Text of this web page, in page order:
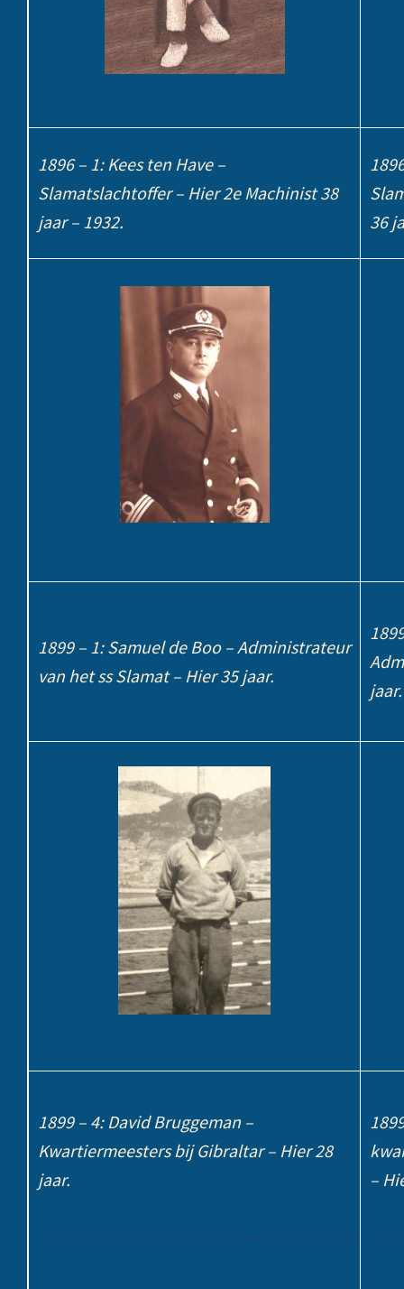
1896 – 1: Kees ten Have –
Slamatslachtoffer – Hier 2e Machinist 38
jaar – 1932.
36
1899 – 1: Samuel de Boo – Administrateur
van het ss Slamat – Hier 35 jaar.
jaar.
1899 – 4: David Bruggeman –
Kwartiermeesters bij Gibraltar – Hier 28
jaar.
……………………………………………….
–